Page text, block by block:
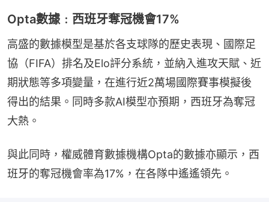
Opta數據﹕西班牙奪冠機會17%
高盛的數據模型是基於各支球隊的歷史表現、國際足
協（FIFA）排名及Elo評分系統，並納入進攻天賦、近
期狀態等多項變量，在進行近2萬場國際賽事模擬後
得出的結果。同時多款AI模型亦預期，西班牙為奪冠
大熱。
與此同時，權威體育數據機構Opta的數據亦顯示，西
班牙的奪冠機會率為17%，在各隊中遙遙領先。